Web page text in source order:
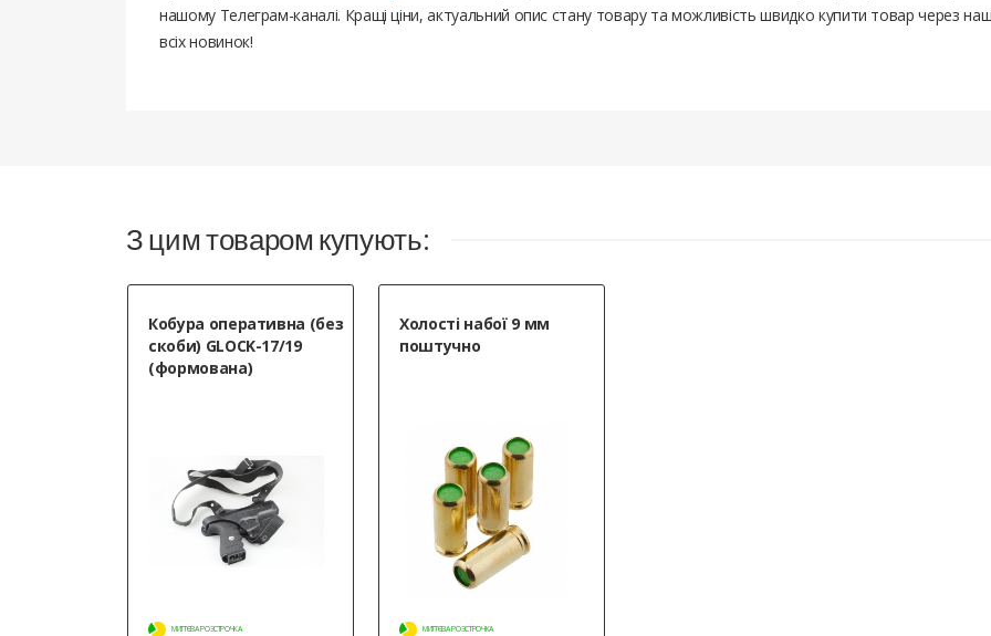
нашому Телеграм-каналі. Кращі ціни, актуальний опис стану товару та можливість швидко купити товар через
всіх новинок!
З цим товаром купують:
Кобура оперативна (без
скоби) GLOCK-17/19
(формована)
МИТТЄВА РОЗСТРОЧКА
Холості набої 9 мм
поштучно
МИТТЄВА РОЗСТРОЧКА